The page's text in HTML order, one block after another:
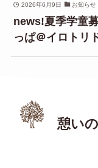
2026年6月9日 お知らせ
news!夏季学童
っぱ＠イロトリ
憩いの